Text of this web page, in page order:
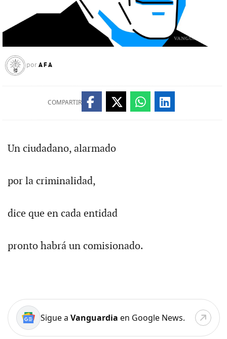
por AFA
COMPARTIR
Un ciudadano, alarmado
por la criminalidad,
dice que en cada entidad
pronto habrá un comisionado.
Sigue a Vanguardia en Google News.